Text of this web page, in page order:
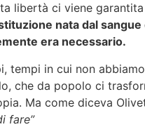
libertà ci viene
nata dal
era necessario.
tempi in cui non
che da popolo ci
Ma come diceva
fare”